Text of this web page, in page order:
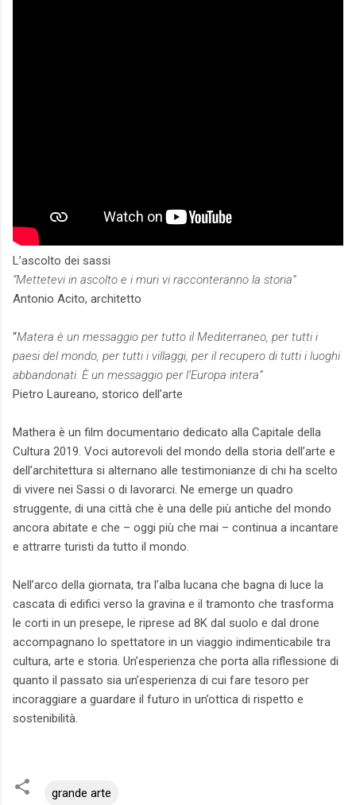
L’ascolto dei sassi
“Mettetevi in ascolto e i muri vi racconteranno la storia”
Antonio Acito, architetto
“Matera è un messaggio per tutto il Mediterraneo, per tutti i
paesi del mondo, per tutti i villaggi, per il recupero di tutti i luoghi
abbandonati. È un messaggio per l’Europa intera”
Pietro Laureano, storico dell’arte
Mathera è un film documentario dedicato alla Capitale della
Cultura 2019. Voci autorevoli del mondo della storia dell’arte e
dell’architettura si alternano alle testimonianze di chi ha scelto
di vivere nei Sassi o di lavorarci. Ne emerge un quadro
struggente, di una città che è una delle più antiche del mondo
ancora abitate e che – oggi più che mai – continua a incantare
e attrarre turisti da tutto il mondo.
Nell’arco della giornata, tra l’alba lucana che bagna di luce la
cascata di edifici verso la gravina e il tramonto che trasforma
le corti in un presepe, le riprese ad 8K dal suolo e dal drone
accompagnano lo spettatore in un viaggio indimenticabile tra
cultura, arte e storia. Un’esperienza che porta alla riflessione di
quanto il passato sia un’esperienza di cui fare tesoro per
incoraggiare a guardare il futuro in un’ottica di rispetto e
sostenibilità.
grande arte